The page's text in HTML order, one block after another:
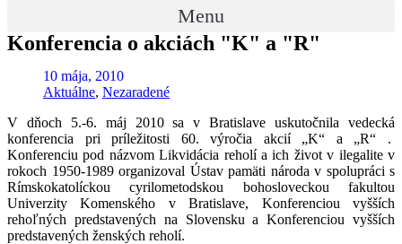
Menu
Konferencia o akciách "K" a "R"
10 mája, 2010
Aktuálne, Nezaradené
V dňoch 5.-6. máj 2010 sa v Bratislave uskutočnila vedecká
konferencia pri príležitosti 60. výročia akcií „K“ a „R“ .
Konferenciu pod názvom Likvidácia reholí a ich život v ilegalite v
rokoch 1950-1989 organizoval Ústav pamäti národa v spolupráci s
Rímskokatolíckou cyrilometodskou bohosloveckou fakultou
Univerzity Komenského v Bratislave, Konferenciou vyšších
rehoľných predstavených na Slovensku a Konferenciou vyšších
predstavených ženských reholí.